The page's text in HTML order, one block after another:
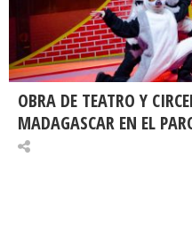
OBRA DE TEATRO Y
MADAGASCAR EN EL